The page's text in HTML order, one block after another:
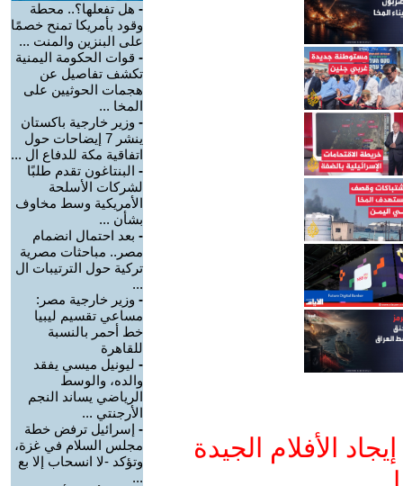
الأفلام الجيدة
- هل تفعلها؟.. محطة
وقود بأمريكا تمنح خصمًا
على البنزين والمنت ...
- قوات الحكومة اليمنية
تكشف تفاصيل عن
هجمات الحوثيين على
المخا ...
- وزير خارجية باكستان
ينشر 7 إيضاحات حول
اتفاقية مكة للدفاع ال ...
- البنتاغون تقدم طلبًا
لشركات الأسلحة
الأمريكية وسط مخاوف
بشأن ...
- بعد احتمال انضمام
مصر.. مباحثات مصرية
تركية حول الترتيبات ال
...
- وزير خارجية مصر:
مساعي تقسيم ليبيا
خط أحمر بالنسبة
للقاهرة
- ليونيل ميسي يفقد
والده، والوسط
الرياضي يساند النجم
الأرجنتي ...
- إسرائيل ترفض خطة
مجلس السلام في غزة،
وتؤكد -لا انسحاب إلا بع
...